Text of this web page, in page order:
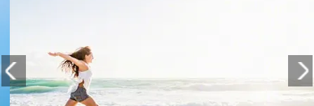
PLAYLIST